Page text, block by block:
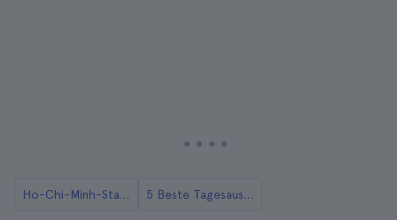
Ho-Chi-Minh-Stadt 5 Beste Tagesausflüge von Ho-Chi-Minh